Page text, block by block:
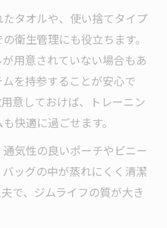
タオルや、使い捨てタイプ
衛生管理にも役立ちます。
用意されていない場合もあ
を持参することが安心で
意しておけば、トレーニン
快適に過ごせます。
気性の良いポーチやビニー
ッグの中が蒸れにくく清潔
で、ジムライフの質が大き